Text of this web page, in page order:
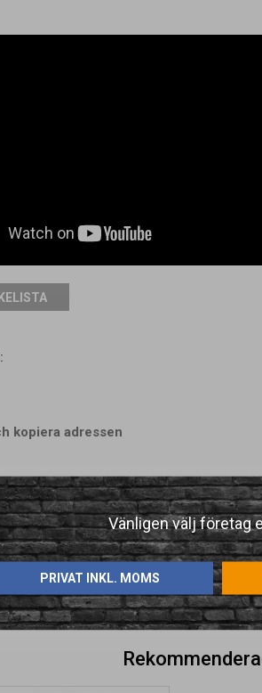
Vänligen välj företag
PRIVAT INKL. MOMS
kopiera adressen
Funkade jättebra i produktionen. Ska